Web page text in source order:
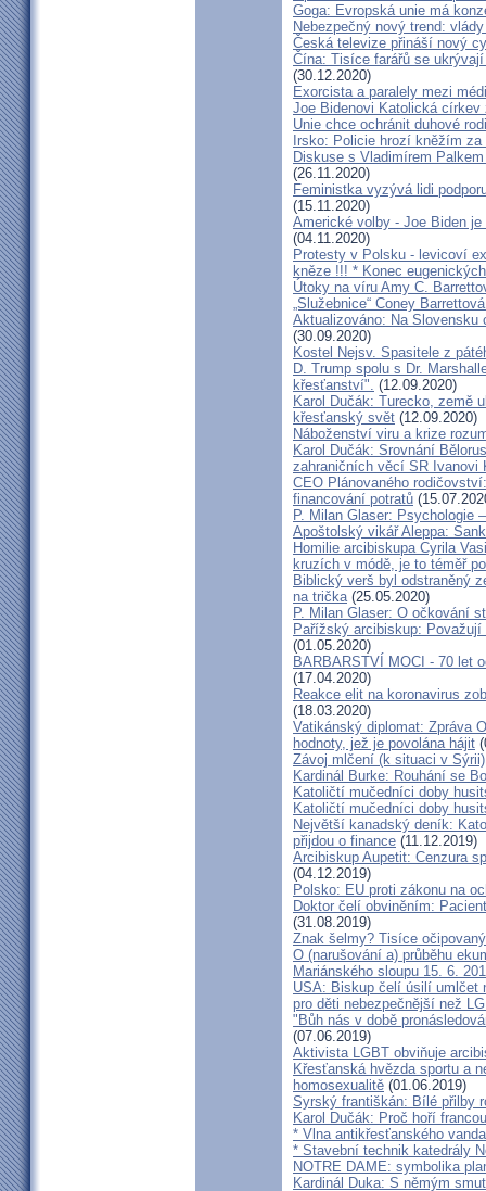
Goga: Evropská unie má
Nebezpečný nový trend:
Česká televize přináší nový
Čína: Tisíce farářů se
(30.12.2020)
Exorcista a paralely mezi
Joe Bidenovi Katolická
Unie chce ochránit duhové
Irsko: Policie hrozí kněžím
Diskuse s Vladimírem
(26.11.2020)
Feministka vyzývá lidi
(15.11.2020)
Americké volby - Joe Biden
(04.11.2020)
Protesty v Polsku - levicoví
kněze !!! * Konec
Útoky na víru Amy C.
„Služebnice“ Coney
Aktualizováno: Na Slovensku
(30.09.2020)
Kostel Nejsv. Spasitele z
D. Trump spolu s Dr.
křesťanství". (12.09.2020)
Karol Dučák: Turecko, země
křesťanský svět (12.09.2020)
Náboženství viru a krize
Karol Dučák: Srovnání
zahraničních věcí SR Ivanovi
CEO Plánovaného
financování potratů
P. Milan Glaser: Psychologie
Apoštolský vikář Aleppa:
Homilie arcibiskupa Cyrila
kruzích v módě, je to téměř
Biblický verš byl odstraněný
na trička(25.05.2020)
P. Milan Glaser: O očkování
Pařížský arcibiskup:
(01.05.2020)
BARBARSTVÍ MOCI - 70 let
(17.04.2020)
Reakce elit na koronavirus
(18.03.2020)
Vatikánský diplomat: Zpráva
hodnoty, jež je povolána hájit
Závoj mlčení (k situaci v Sýrii)
Kardinál Burke: Rouhání se
Katoličtí mučedníci doby
Katoličtí mučedníci doby
Největší kanadský deník:
přijdou o finance (11.12.2019)
Arcibiskup Aupetit: Cenzura
(04.12.2019)
Polsko: EU proti zákonu na
Doktor čelí obviněním:
(31.08.2019)
Znak šelmy? Tisíce
O (narušování a) průběhu
Mariánského sloupu 15. 6.
USA: Biskup čelí úsilí umlčet
pro děti nebezpečnější než
"Bůh nás v době
(07.06.2019)
Aktivista LGBT obviňuje
Křesťanská hvězda sportu a
homosexualitě (01.06.2019)
Syrský františkán: Bílé přilby
Karol Dučák: Proč hoří
* Vlna antikřesťanského
* Stavební technik katedrály
NOTRE DAME: symbolika
Kardinál Duka: S němým